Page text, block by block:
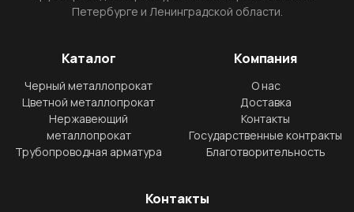
Петербурге и Ленинградской области.
Каталог
Черный металлопрокат
Цветной металлопрокат
Нержавеющий
металлопрокат
Трубопроводная арматура
Компания
О нас
Доставка
Контакты
Государственные контракты
Благотворительность
Контакты